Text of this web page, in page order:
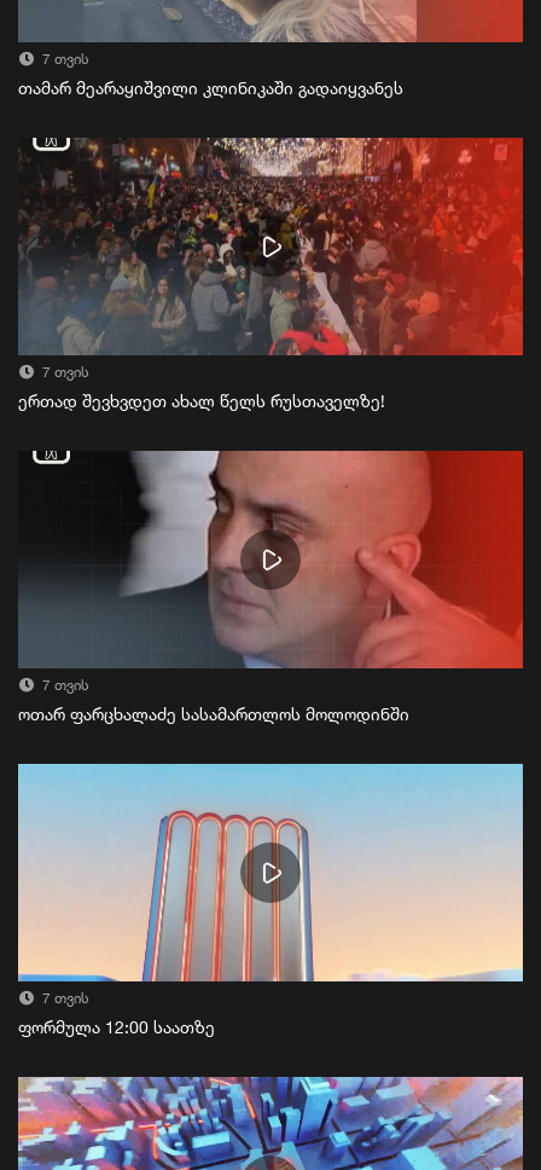
7 თვის
თამარ მეარაყიშვილი კლინიკაში გადაიყვანეს
7 თვის
ერთად შევხვდეთ ახალ წელს რუსთაველზე!
7 თვის
ოთარ ფარცხალაძე სასამართლოს მოლოდინში
7 თვის
ფორმულა 12:00 საათზე